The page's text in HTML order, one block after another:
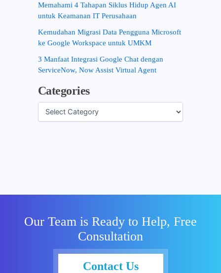
Memahami 4 Tahapan Siklus Hidup Agen AI
untuk Keamanan IT Perusahaan
Kemudahan Migrasi Data Pengguna Microsoft
ke Google Workspace untuk UMKM
3 Manfaat Integrasi Google Chat dengan
ServiceNow, Now Assist Virtual Agent
Categories
Our Team is Ready to Help, Free
Consultation
Contact Us